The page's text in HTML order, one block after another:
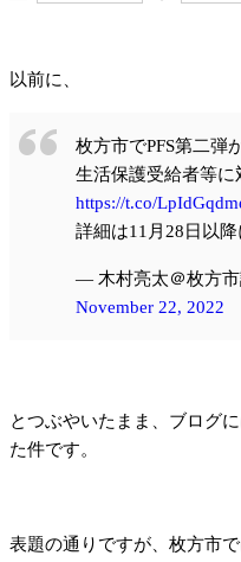
以前に、
枚方市でPFS第二弾
生活保護受給者等に
https://t.co/
詳細は11月28日以降
— 木村亮太＠枚方市
November 22, 2022
とつぶやいたまま、ブログ
た件です。
表題の通りですが、枚方市